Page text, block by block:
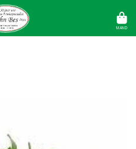
MAND